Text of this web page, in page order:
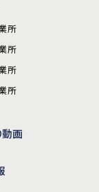
所
所
所
所
動画